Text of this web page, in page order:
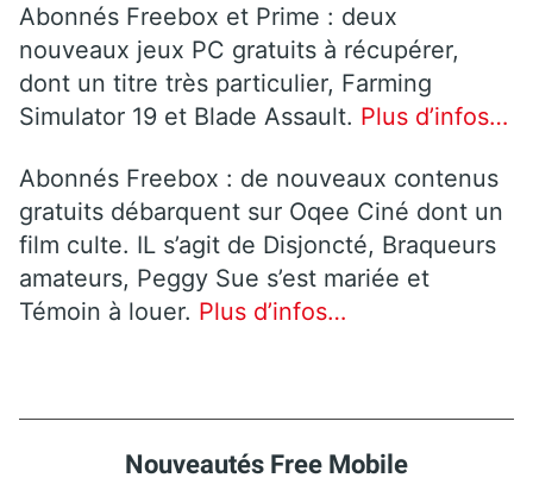
Abonnés Freebox et Prime : deux
nouveaux jeux PC gratuits à récupérer,
dont un titre très particulier, Farming
Simulator 19 et Blade Assault. Plus d’infos…
Abonnés Freebox : de nouveaux contenus
gratuits débarquent sur Oqee Ciné dont un
film culte. IL s’agit de Disjoncté, Braqueurs
amateurs, Peggy Sue s’est mariée et
Témoin à louer. Plus d’infos…
Nouveautés Free Mobile